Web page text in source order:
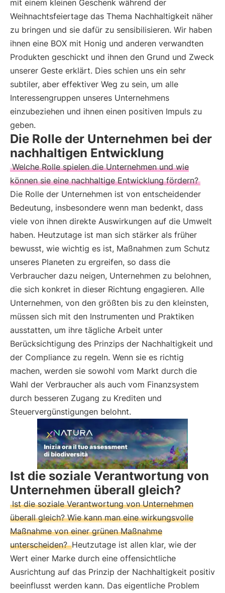
mit einem kleinen Geschenk während der
Weihnachtsfeiertage das Thema Nachhaltigkeit näher
zu bringen und sie dafür zu sensibilisieren. Wir haben
ihnen eine BOX mit Honig und anderen verwandten
Produkten geschickt und ihnen den Grund und Zweck
unserer Geste erklärt. Dies schien uns ein sehr
subtiler, aber effektiver Weg zu sein, um alle
Interessengruppen unseres Unternehmens
einzubeziehen und ihnen einen positiven Impuls zu
geben.
Die Rolle der Unternehmen bei der
nachhaltigen Entwicklung
Welche Rolle spielen die Unternehmen und wie
können sie eine nachhaltige Entwicklung fördern?
Die Rolle der Unternehmen ist von entscheidender
Bedeutung, insbesondere wenn man bedenkt, dass
viele von ihnen direkte Auswirkungen auf die Umwelt
haben. Heutzutage ist man sich stärker als früher
bewusst, wie wichtig es ist, Maßnahmen zum Schutz
unseres Planeten zu ergreifen, so dass die
Verbraucher dazu neigen, Unternehmen zu belohnen,
die sich konkret in dieser Richtung engagieren. Alle
Unternehmen, von den größten bis zu den kleinsten,
müssen sich mit den Instrumenten und Praktiken
ausstatten, um ihre tägliche Arbeit unter
Berücksichtigung des Prinzips der Nachhaltigkeit und
der Compliance zu regeln. Wenn sie es richtig
machen, werden sie sowohl vom Markt durch die
Wahl der Verbraucher als auch vom Finanzsystem
durch besseren Zugang zu Krediten und
Steuervergünstigungen belohnt.
Ist die soziale Verantwortung von
Unternehmen überall gleich?
Ist die soziale Verantwortung von Unternehmen
überall gleich? Wie kann man eine wirkungsvolle
Maßnahme von einer grünen Maßnahme
unterscheiden? Heutzutage ist allen klar, wie der
Wert einer Marke durch eine offensichtliche
Ausrichtung auf das Prinzip der Nachhaltigkeit positiv
beeinflusst werden kann. Das eigentliche Problem